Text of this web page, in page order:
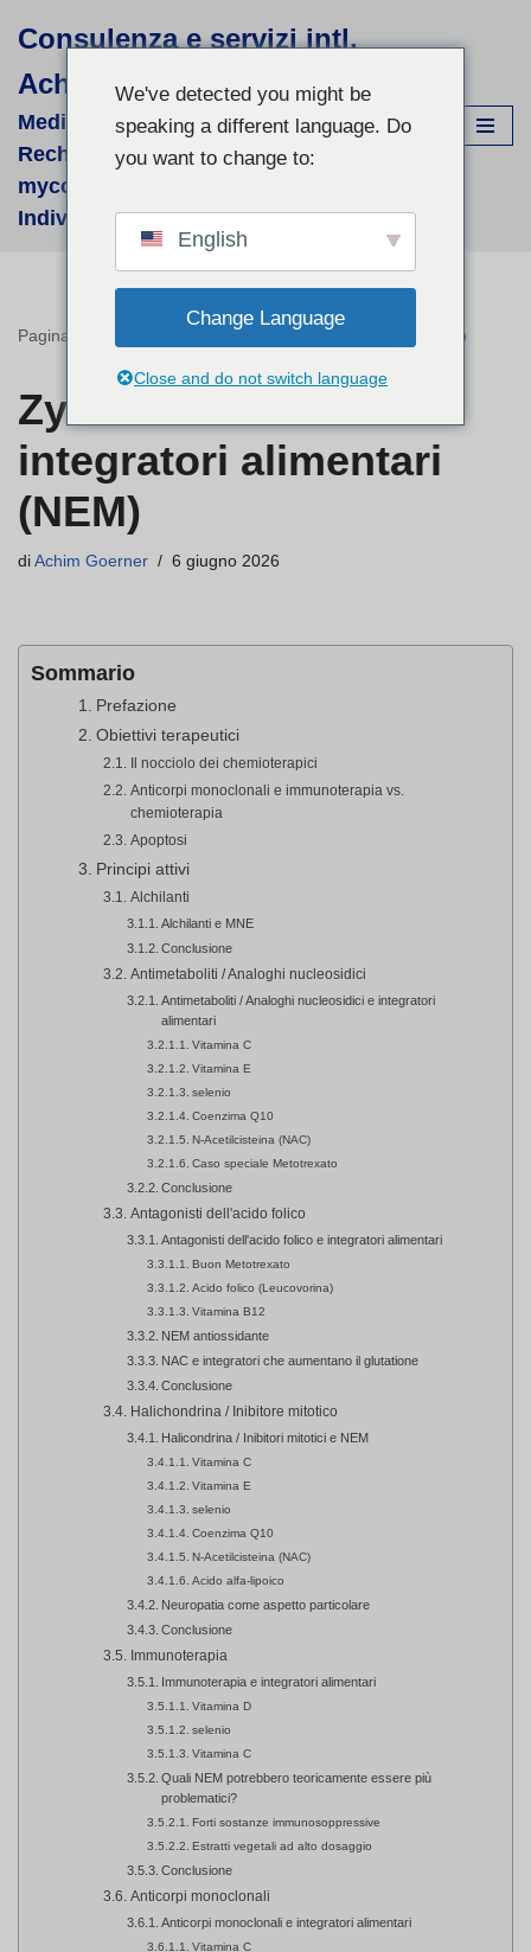
al
contenuto
Consulenza e servizi intl.
Achim Görner
Medizinisch-wissenschaftliche
Recherchen für supportive phyto- &
mycologische Therapien - fallbezogene
Individual-Recherchen und Beratung
Pagina iniziale Zytostatika – e integratori alimentari (NEM)
Zytostatika – e
integratori alimentari
(NEM)
di Achim Goerner 6 giugno 2026
Sommario
Prefazione
Obiettivi terapeutici
Il nocciolo dei chemioterapici
Anticorpi monoclonali e immunoterapia vs.
chemioterapia
Apoptosi
Principi attivi
Alchilanti
Alchilanti e MNE
Conclusione
Antimetaboliti / Analoghi nucleosidici
Antimetaboliti / Analoghi nucleosidici e integratori
alimentari
Vitamina C
Vitamina E
selenio
Coenzima Q10
N-Acetilcisteina (NAC)
Caso speciale Metotrexato
Conclusione
Antagonisti dell'acido folico
Antagonisti dell'acido folico e integratori alimentari
Buon Metotrexato
Acido folico (Leucovorina)
Vitamina B12
NEM antiossidante
NAC e integratori che aumentano il glutatione
Conclusione
Halichondrina / Inibitore mitotico
Halicondrina / Inibitori mitotici e NEM
Vitamina C
Vitamina E
selenio
Coenzima Q10
N-Acetilcisteina (NAC)
Acido alfa-lipoico
Neuropatia come aspetto particolare
Conclusione
Immunoterapia
Immunoterapia e integratori alimentari
Vitamina D
selenio
Vitamina C
Quali NEM potrebbero teoricamente essere più
problematici?
Forti sostanze immunosoppressive
Estratti vegetali ad alto dosaggio
Conclusione
Anticorpi monoclonali
Anticorpi monoclonali e integratori alimentari
Vitamina C
We've detected you might be
speaking a different language. Do
you want to change to:
English
Change Language
Close and do not switch language